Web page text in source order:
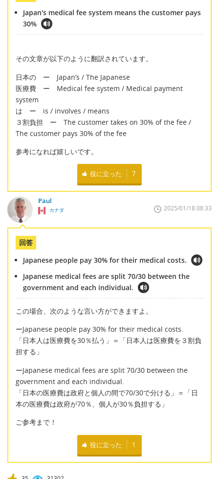
Japan's medical fee system means the customer pays
30%
その文章が以下のように翻訳されています。
日本の ー Japan’s / The Japanese
医療費 ー Medical fee system / Medical payment
system
は ー is / involves / means
３割負担 ー The customer takes on 30% of the fee /
The customer pays 30% of the fee
参考になれば嬉しいです。
役に立った 7
Paul
カナダ 2025/01/18 08:33
回答
Japanese people pay 30% for their medical costs.
Japanese medical fees are split 70/30 between the
government and each individual.
この場合、次のような言い方ができますよ。
ーJapanese people pay 30% for their medical costs.
「日本人は医療費を30％払う」＝「日本人は医療費を３割負
担する」
ーJapanese medical fees are split 70/30 between the
government and each individual.
「日本の医療費は政府と個人の間で70/30で分ける」＝「日
本の医療費は政府が70％、個人が30％負担する」
ご参考まで！
役に立った 1